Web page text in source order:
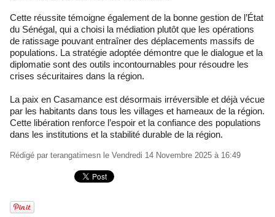
Cette réussite témoigne également de la bonne gestion de l’État
du Sénégal, qui a choisi la médiation plutôt que les opérations
de ratissage pouvant entraîner des déplacements massifs de
populations. La stratégie adoptée démontre que le dialogue et la
diplomatie sont des outils incontournables pour résoudre les
crises sécuritaires dans la région.
La paix en Casamance est désormais irréversible et déjà vécue
par les habitants dans tous les villages et hameaux de la région.
Cette libération renforce l’espoir et la confiance des populations
dans les institutions et la stabilité durable de la région.
Rédigé par terangatimesn le Vendredi 14 Novembre 2025 à 16:49